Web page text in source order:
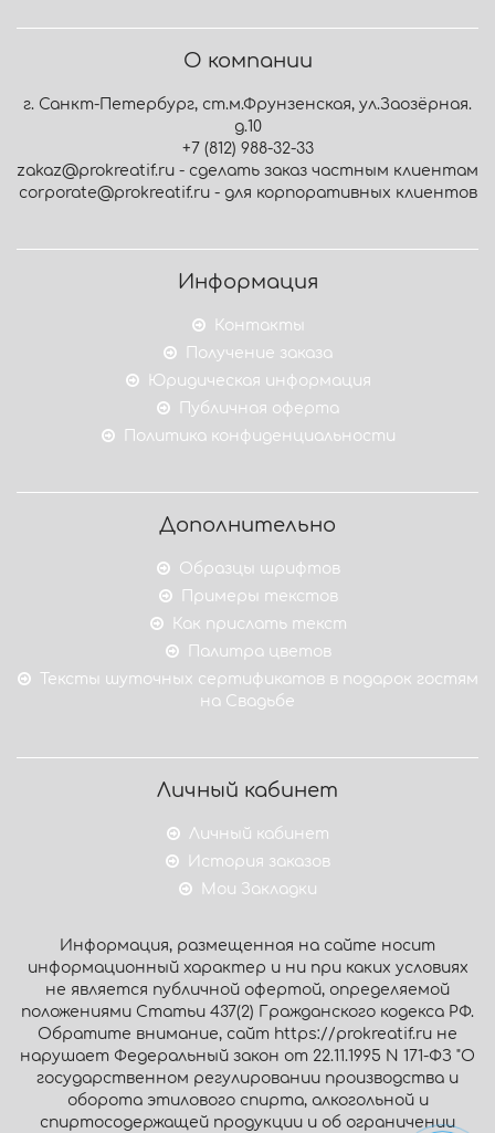
О компании
г. Санкт-Петербург, ст.м.Фрунзенская, ул.Заозёрная.
д.10
+7 (812) 988-32-33
zakaz@prokreatif.ru - сделать заказ частным клиентам
corporate@prokreatif.ru - для корпоративных клиентов
Информация
Контакты
Получение заказа
Юридическая информация
Публичная оферта
Политика конфиденциальности
Дополнительно
Образцы шрифтов
Примеры текстов
Как прислать текст
Палитра цветов
Тексты шуточных сертификатов в подарок гостям
на Свадьбе
Личный кабинет
Личный кабинет
История заказов
Мои Закладки
Информация, размещенная на сайте носит
информационный характер и ни при каких условиях
не является публичной офертой, определяемой
положениями Статьи 437(2) Гражданского кодекса РФ.
Обратите внимание, сайт https://prokreatif.ru не
нарушает Федеральный закон от 22.11.1995 N 171-ФЗ "О
государственном регулировании производства и
оборота этилового спирта, алкогольной и
спиртосодержащей продукции и об ограничении